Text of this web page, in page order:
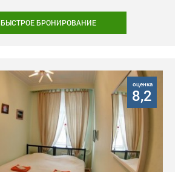
БЫСТРОЕ БРОНИРОВАНИЕ
оценка
8,2